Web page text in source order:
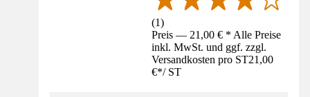
(1)
Preis — 21,00 € * Alle Preise
inkl. MwSt. und ggf. zzgl.
Versandkosten pro ST21,00
€*/ ST